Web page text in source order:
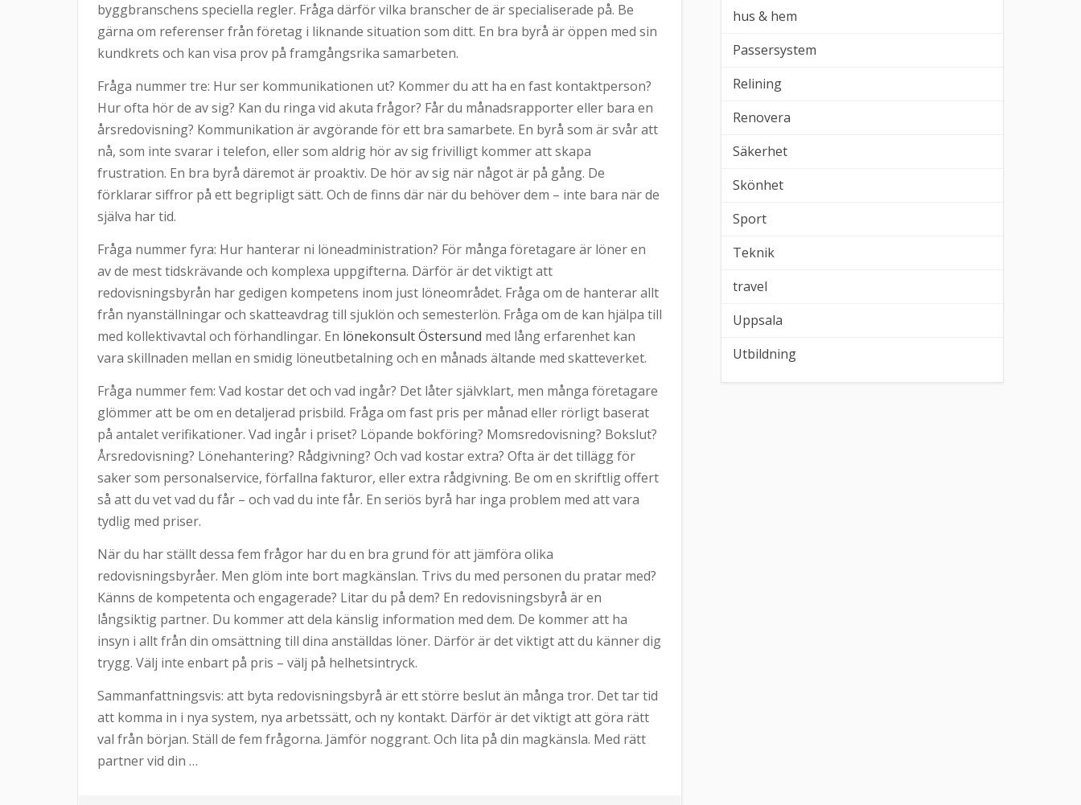
byggbranschens speciella regler. Fråga därför vilka branscher de är specialiserade på. Be
gärna om referenser från företag i liknande situation som ditt. En bra byrå är öppen med sin
kundkrets och kan visa prov på framgångsrika samarbeten.
Fråga nummer tre: Hur ser kommunikationen ut? Kommer du att ha en fast kontaktperson?
Hur ofta hör de av sig? Kan du ringa vid akuta frågor? Får du månadsrapporter eller bara en
årsredovisning? Kommunikation är avgörande för ett bra samarbete. En byrå som är svår att
nå, som inte svarar i telefon, eller som aldrig hör av sig frivilligt kommer att skapa
frustration. En bra byrå däremot är proaktiv. De hör av sig när något är på gång. De
förklarar siffror på ett begripligt sätt. Och de finns där när du behöver dem – inte bara när de
själva har tid.
Fråga nummer fyra: Hur hanterar ni löneadministration? För många företagare är löner en
av de mest tidskrävande och komplexa uppgifterna. Därför är det viktigt att
redovisningsbyrån har gedigen kompetens inom just löneområdet. Fråga om de hanterar allt
från nyanställningar och skatteavdrag till sjuklön och semesterlön. Fråga om de kan hjälpa till
med kollektivavtal och förhandlingar. En lönekonsult Östersund med lång erfarenhet kan
vara skillnaden mellan en smidig löneutbetalning och en månads ältande med skatteverket.
Fråga nummer fem: Vad kostar det och vad ingår? Det låter självklart, men många företagare
glömmer att be om en detaljerad prisbild. Fråga om fast pris per månad eller rörligt baserat
på antalet verifikationer. Vad ingår i priset? Löpande bokföring? Momsredovisning? Bokslut?
Årsredovisning? Lönehantering? Rådgivning? Och vad kostar extra? Ofta är det tillägg för
saker som personalservice, förfallna fakturor, eller extra rådgivning. Be om en skriftlig offert
så att du vet vad du får – och vad du inte får. En seriös byrå har inga problem med att vara
tydlig med priser.
När du har ställt dessa fem frågor har du en bra grund för att jämföra olika
redovisningsbyråer. Men glöm inte bort magkänslan. Trivs du med personen du pratar med?
Känns de kompetenta och engagerade? Litar du på dem? En redovisningsbyrå är en
långsiktig partner. Du kommer att dela känslig information med dem. De kommer att ha
insyn i allt från din omsättning till dina anställdas löner. Därför är det viktigt att du känner dig
trygg. Välj inte enbart på pris – välj på helhetsintryck.
Sammanfattningsvis: att byta redovisningsbyrå är ett större beslut än många tror. Det tar tid
att komma in i nya system, nya arbetssätt, och ny kontakt. Därför är det viktigt att göra rätt
val från början. Ställ de fem frågorna. Jämför noggrant. Och lita på din magkänsla. Med rätt
partner vid din …
hus & hem
Passersystem
Relining
Renovera
Säkerhet
Skönhet
Sport
Teknik
travel
Uppsala
Utbildning